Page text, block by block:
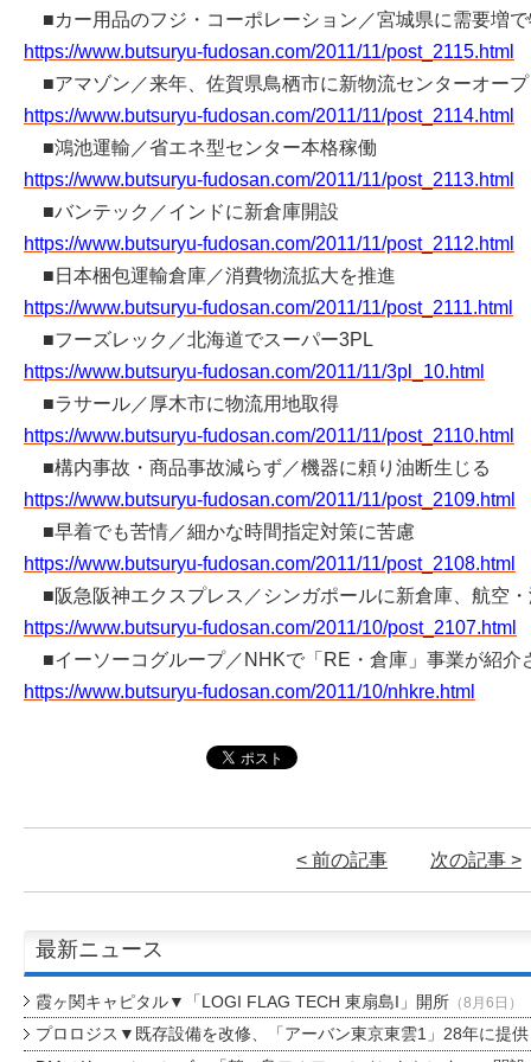
■カー用品のフジ・コーポレーション／宮城県に需要増
https://www.butsuryu-fudosan.com/2011/11/post_2115.html
■アマゾン／来年、佐賀県鳥栖市に新物流センターオー
https://www.butsuryu-fudosan.com/2011/11/post_2114.html
■鴻池運輸／省エネ型センター本格稼働
https://www.butsuryu-fudosan.com/2011/11/post_2113.html
■バンテック／インドに新倉庫開設
https://www.butsuryu-fudosan.com/2011/11/post_2112.html
■日本梱包運輸倉庫／消費物流拡大を推進
https://www.butsuryu-fudosan.com/2011/11/post_2111.html
■フーズレック／北海道でスーパー3PL
https://www.butsuryu-fudosan.com/2011/11/3pl_10.html
■ラサール／厚木市に物流用地取得
https://www.butsuryu-fudosan.com/2011/11/post_2110.html
■構内事故・商品事故減らず／機器に頼り油断生じる
https://www.butsuryu-fudosan.com/2011/11/post_2109.html
■早着でも苦情／細かな時間指定対策に苦慮
https://www.butsuryu-fudosan.com/2011/11/post_2108.html
■阪急阪神エクスプレス／シンガポールに新倉庫、航空
https://www.butsuryu-fudosan.com/2011/10/post_2107.html
■イーソーコグループ／NHKで「RE・倉庫」事業が紹介
https://www.butsuryu-fudosan.com/2011/10/nhkre.html
< 前の記事 次の記事 >
最新ニュース
霞ヶ関キャピタル▼「LOGI FLAG TECH 東扇島I」開所（8月6日）
プロロジス▼既存設備を改修、「アーバン東京東雲1」28年に提供